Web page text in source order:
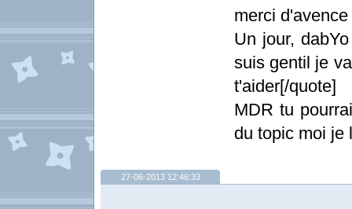
merci d'avence
Un jour,
suis gentil je
t'aider[/quote]
MDR tu
du topic moi je
27-06-2013 12:46:33